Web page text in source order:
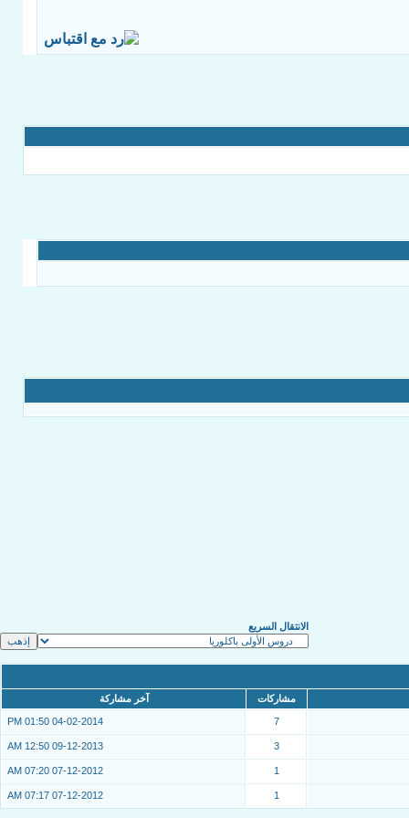
الانتقال السريع
مشاركات آخر مشاركة
7
04-02-2014
01:50 PM
3
09-12-2013
12:50 AM
1
07-12-2012
07:20 AM
1
07-12-2012
07:17 AM